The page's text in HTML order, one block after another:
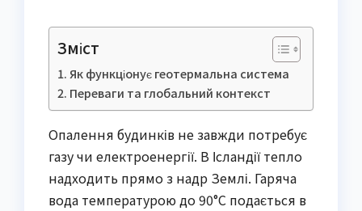
Зміст
Як функціонує геотермальна система
Переваги та глобальний контекст
Опалення будинків не завжди потребує
газу чи електроенергії. В Ісландії тепло
надходить прямо з надр Землі. Гаряча
вода температурою до 90°C подається в